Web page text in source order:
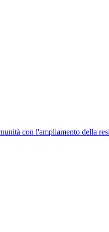
con l'ampliamento della